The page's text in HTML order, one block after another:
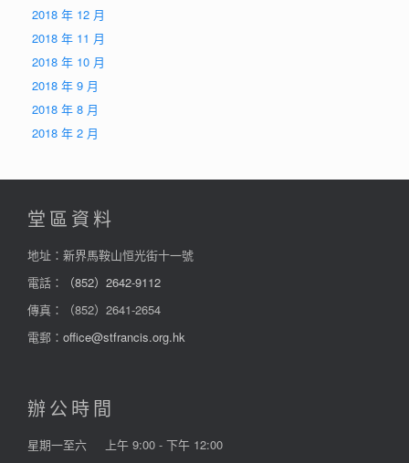
2018 年 12 月
2018 年 11 月
2018 年 10 月
2018 年 9 月
2018 年 8 月
2018 年 2 月
堂區資料
地址：新界馬鞍山恒光街十一號
電話：
（852）2642-9112
傳真：（852）2641-2654
電郵： office@stfrancis.org.hk
辦公時間
星期一至六
上午 9:00 - 下午 12:00